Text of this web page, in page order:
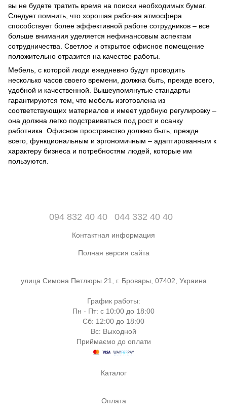
вы не будете тратить время на поиски необходимых бумаг.
Следует помнить, что хорошая рабочая атмосфера
способствует более эффективной работе сотрудников – все
больше внимания уделяется нефинансовым аспектам
сотрудничества. Светлое и открытое офисное помещение
положительно отразится на качестве работы.
Мебель, с которой люди ежедневно будут проводить
несколько часов своего времени, должна быть, прежде всего,
удобной и качественной. Вышеупомянутые стандарты
гарантируются тем, что мебель изготовлена из
соответствующих материалов и имеет удобную регулировку –
она должна легко подстраиваться под рост и осанку
работника. Офисное пространство должно быть, прежде
всего, функциональным и эргономичным – адаптированным к
характеру бизнеса и потребностям людей, которые им
пользуются.
094 832 40 40 044 332 40 40
Контактная информация
Полная версия сайта
улица Симона Петлюры 21, г. Бровары, 07402, Украина
График работы:
Пн - Пт: с 10:00 до 18:00
Сб: 12:00 до 18:00
Вс: Выходной
Приймаємо до оплати
Каталог
Оплата